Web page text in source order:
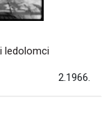
ledolomci
2.1966.